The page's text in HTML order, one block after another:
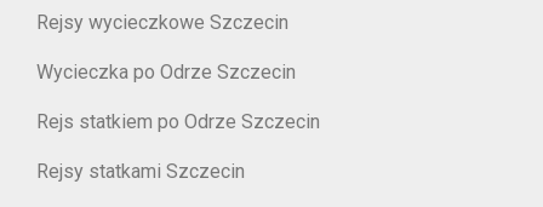
Rejsy wycieczkowe Szczecin
Wycieczka po Odrze Szczecin
Rejs statkiem po Odrze Szczecin
Rejsy statkami Szczecin